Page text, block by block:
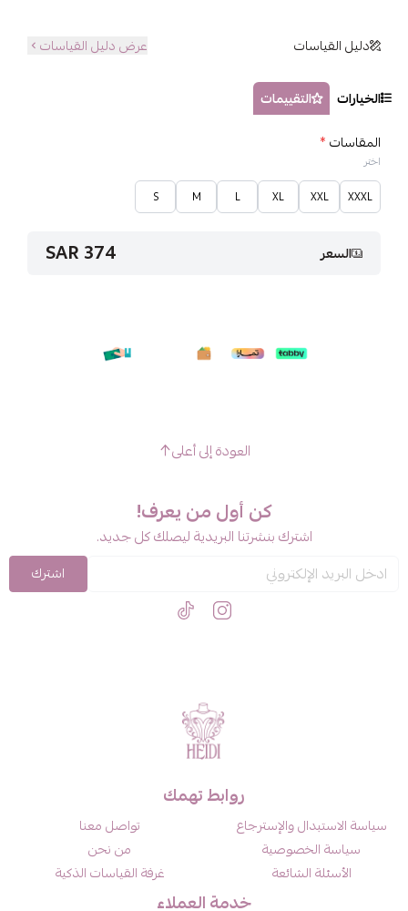
دليل القياسات عرض دليل القياسات
الخيارات
التقييمات
المقاسات*
اختر
XXXL
XXL
XL
L
M
S
السعر 374 SAR
العودة إلى أعلى
كن أول من يعرف!
اشترك بنشرتنا البريدية ليصلك كل جديد.
اشترك
روابط تهمك
سياسة الاستبدال والإسترجاع
سياسة الخصوصية
الأسئلة الشائعة
تواصل معنا
من نحن
غرفة القياسات الذكية
خدمة العملاء